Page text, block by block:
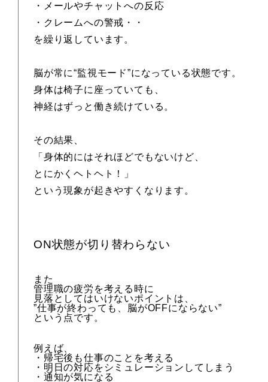
・メールやチャットへの反応
・クレームへの警戒・・
を繰り返しています。
脳が常に“監視モード”になっている状態です。
身体は椅子に座っていても、
神経はずっと働き続けている。
その結果、
「身体的にはそれほどでもないけど、
とにかくヘトヘト！」
という現象が起きやすくなります。
ON状態が切り替わらない
また
管理職の疲労を考える時に
見落としてはいけないポイントは、
”仕事が終わっても、脳がOFFにならない”
という点です。
例えば、
・帰宅後も仕事のことを考える
・明日の対応をシミュレーションしてしまう
・通知が気になる